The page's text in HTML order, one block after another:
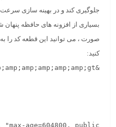
جلوگیری کند و در بهینه سازی
بسیاری از افزونه های حافظه
کنید: